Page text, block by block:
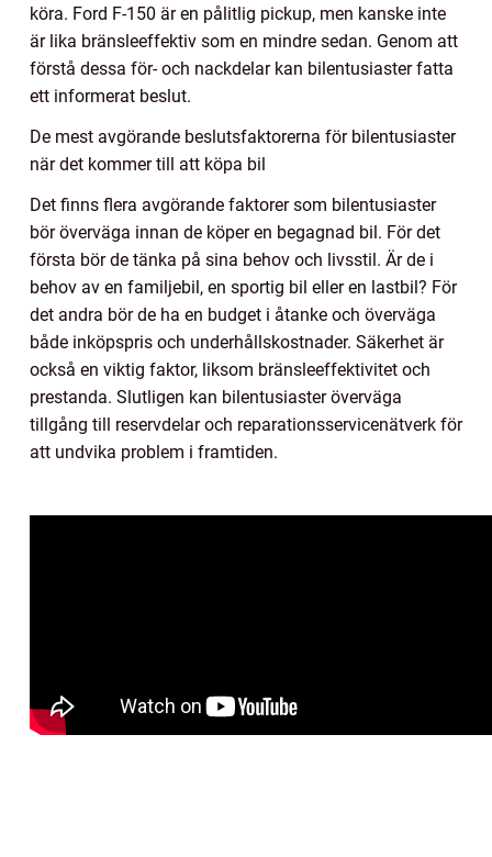
köra. Ford F-150 är en pålitlig pickup, men kanske inte
är lika bränsleeffektiv som en mindre sedan. Genom att
förstå dessa för- och nackdelar kan bilentusiaster fatta
ett informerat beslut.
De mest avgörande beslutsfaktorerna för bilentusiaster
när det kommer till att köpa bil
Det finns flera avgörande faktorer som bilentusiaster
bör överväga innan de köper en begagnad bil. För det
första bör de tänka på sina behov och livsstil. Är de i
behov av en familjebil, en sportig bil eller en lastbil? För
det andra bör de ha en budget i åtanke och överväga
både inköpspris och underhållskostnader. Säkerhet är
också en viktig faktor, liksom bränsleeffektivitet och
prestanda. Slutligen kan bilentusiaster överväga
tillgång till reservdelar och reparationsservicenätverk för
att undvika problem i framtiden.